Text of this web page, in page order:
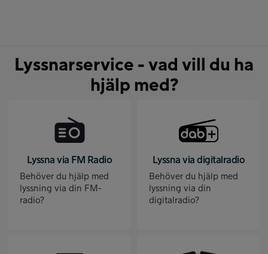
Lyssnarservice - vad vill du ha
hjälp med?
Lyssna via FM Radio
Behöver du hjälp med
lyssning via din FM-
radio?
Lyssna via digitalradio
Behöver du hjälp med
lyssning via din
digitalradio?